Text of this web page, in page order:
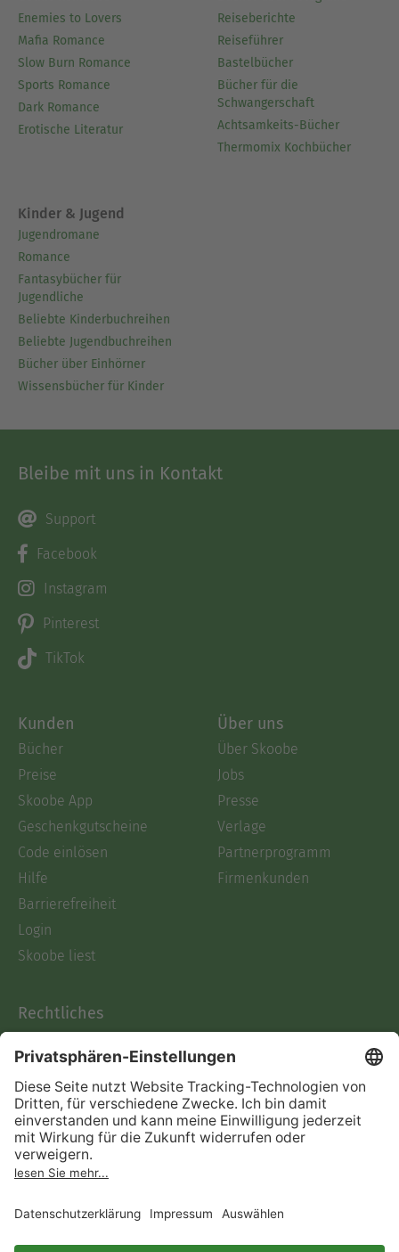
Enemies to Lovers
Mafia Romance
Slow Burn Romance
Sports Romance
Dark Romance
Erotische Literatur
Reiseberichte
Reiseführer
Bastelbücher
Bücher für die
Schwangerschaft
Achtsamkeits-Bücher
Thermomix Kochbücher
Kinder & Jugend
Jugendromane
Romance
Fantasybücher für
Jugendliche
Beliebte Kinderbuchreihen
Beliebte Jugendbuchreihen
Bücher über Einhörner
Wissensbücher für Kinder
Bleibe mit uns in Kontakt
Support
Facebook
Instagram
Pinterest
TikTok
Kunden
Bücher
Preise
Skoobe App
Geschenkgutscheine
Code einlösen
Hilfe
Barrierefreiheit
Login
Skoobe liest
Über uns
Über Skoobe
Jobs
Presse
Verlage
Partnerprogramm
Firmenkunden
Rechtliches
AGB
Informationen nach Data
Act
Verträge hier kündigen
Impressum